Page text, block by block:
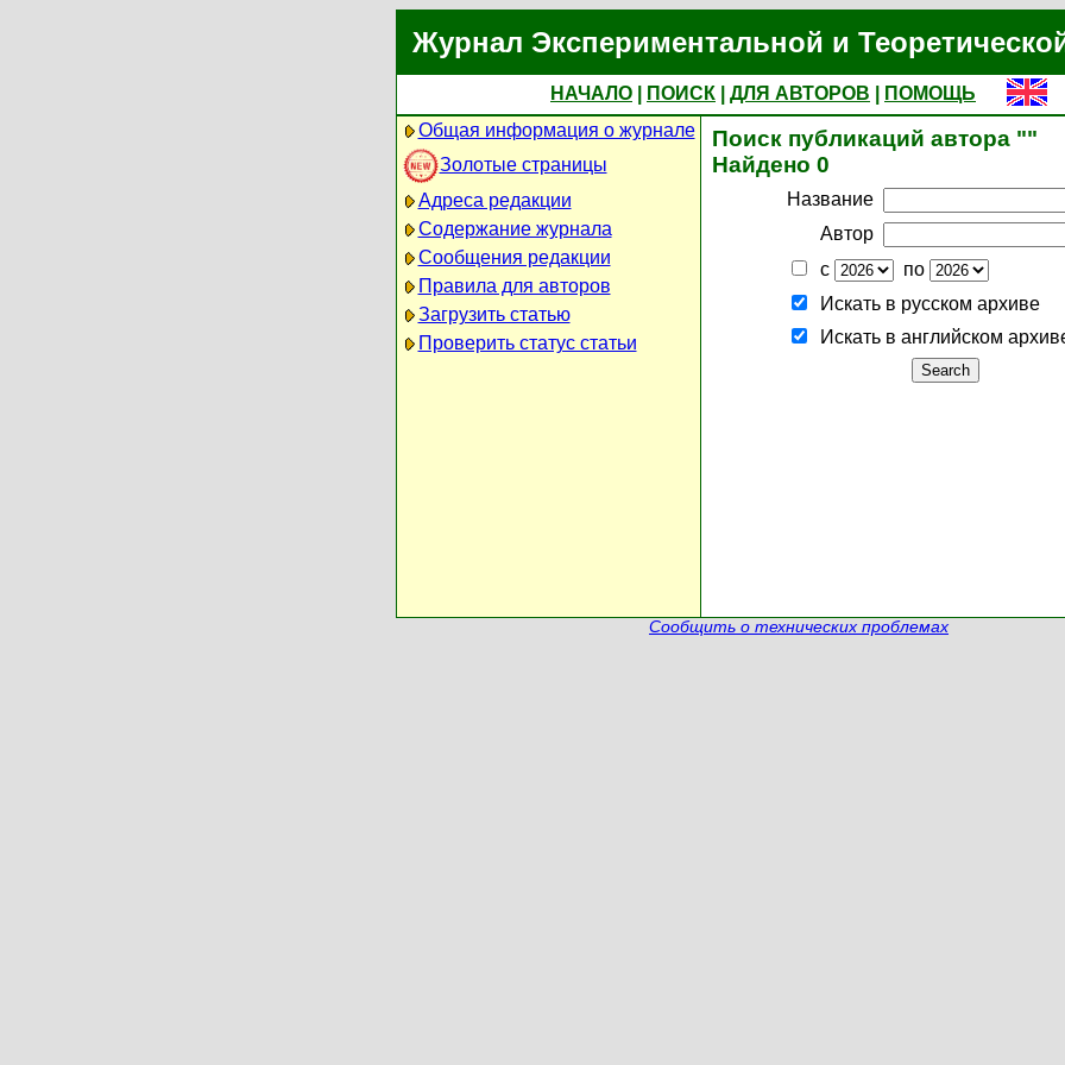
Журнал Экспериментальной и
НАЧАЛО ПОИСК ДЛЯ АВТОРОВ
ПОМОЩЬ
Общая информация о журнале
Золотые страницы
Адреса редакции
Содержание журнала
Сообщения редакции
Правила для авторов
Загрузить статью
Проверить статус статьи
Поиск публикаций автора ""
Найдено 0
Название
Автор
с
по
Искать в русском архиве
Искать в английском
Сообщить о технических проблемах